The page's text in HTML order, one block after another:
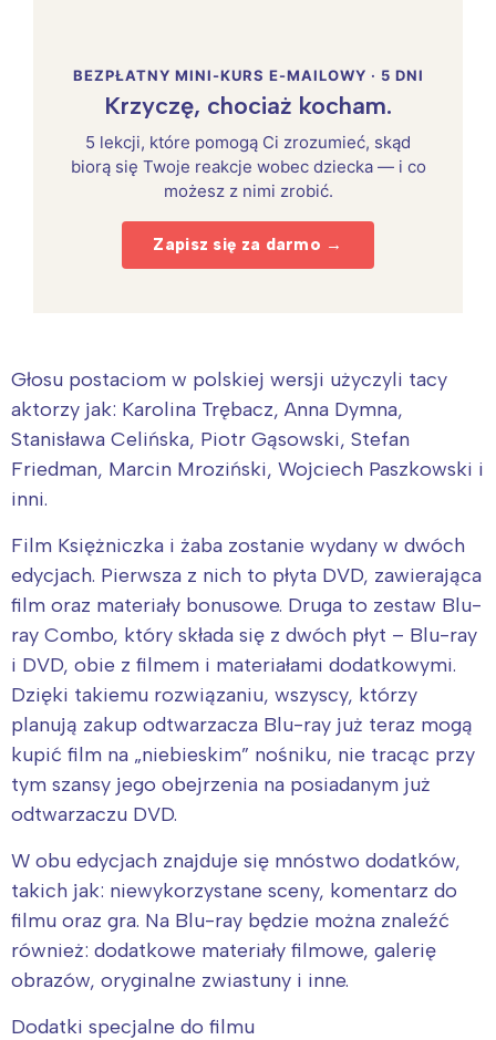
BEZPŁATNY MINI-KURS E-MAILOWY · 5 DNI
Krzyczę, chociaż kocham.
5 lekcji, które pomogą Ci zrozumieć, skąd
biorą się Twoje reakcje wobec dziecka — i co
możesz z nimi zrobić.
Zapisz się za darmo →
Głosu postaciom w polskiej wersji użyczyli tacy
aktorzy jak: Karolina Trębacz, Anna Dymna,
Stanisława Celińska, Piotr Gąsowski, Stefan
Friedman, Marcin Mroziński, Wojciech Paszkowski i
inni.
Film Księżniczka i żaba zostanie wydany w dwóch
edycjach. Pierwsza z nich to płyta DVD, zawierająca
film oraz materiały bonusowe. Druga to zestaw Blu-
ray Combo, który składa się z dwóch płyt – Blu-ray
i DVD, obie z filmem i materiałami dodatkowymi.
Dzięki takiemu rozwiązaniu, wszyscy, którzy
planują zakup odtwarzacza Blu-ray już teraz mogą
kupić film na „niebieskim” nośniku, nie tracąc przy
tym szansy jego obejrzenia na posiadanym już
odtwarzaczu DVD.
W obu edycjach znajduje się mnóstwo dodatków,
takich jak: niewykorzystane sceny, komentarz do
filmu oraz gra. Na Blu-ray będzie można znaleźć
również: dodatkowe materiały filmowe, galerię
obrazów, oryginalne zwiastuny i inne.
Dodatki specjalne do filmu